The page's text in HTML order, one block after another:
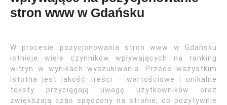
stron www w Gdańsku
W procesie pozycjonowania stron www w Gdańsku
istnieje wiele czynników wpływających na ranking
witryn w wynikach wyszukiwania. Przede wszystkim
istotna jest jakość treści – wartościowe i unikalne
teksty przyciągają uwagę użytkowników oraz
zwiększają czas spędzony na stronie, co pozytywnie